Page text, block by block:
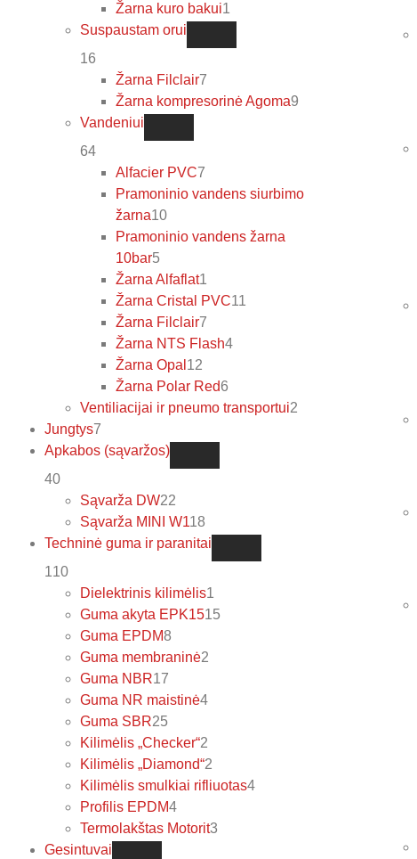
Žarna kuro bakui1
Suspaustam orui
16
Žarna Filclair7
Žarna kompresorinė Agoma9
Vandeniui
64
Alfacier PVC7
Pramoninio vandens siurbimo
žarna10
Pramoninio vandens žarna
10bar5
Žarna Alfaflat1
Žarna Cristal PVC11
Žarna Filclair7
Žarna NTS Flash4
Žarna Opal 12
Žarna Polar Red6
Ventiliacijai ir pneumo transportui2
Jungtys7
Apkabos (sąvaržos)
40
Sąvarža DW22
Sąvarža MINI W118
Techninė guma ir paranitai
110
Dielektrinis kilimėlis1
Guma akyta EPK1515
Guma EPDM8
Guma membraninė2
Guma NBR17
Guma NR maistinė4
Guma SBR25
Kilimėlis „Checker“2
Kilimėlis „Diamond“2
Kilimėlis smulkiai rifliuotas4
Profilis EPDM4
Termolakštas Motorit3
Gesintuvai